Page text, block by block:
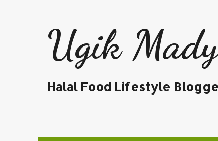
Ugik
Halal Food Lifestyle